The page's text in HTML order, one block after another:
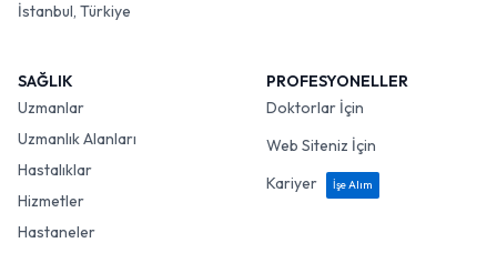
İstanbul, Türkiye
SAĞLIK
Uzmanlar
Uzmanlık Alanları
Hastalıklar
Hizmetler
Hastaneler
PROFESYONELLER
Doktorlar İçin
Web Siteniz İçin
Kariyer
İşe Alım